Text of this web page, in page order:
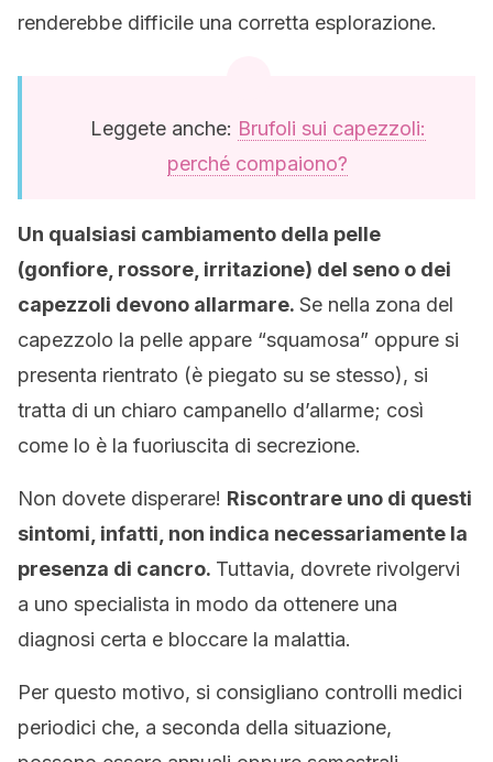
renderebbe difficile una corretta esplorazione.
Leggete anche: Brufoli sui capezzoli:
perché compaiono?
Un qualsiasi cambiamento della pelle
(gonfiore, rossore, irritazione) del seno o dei
capezzoli devono allarmare. Se nella zona del
capezzolo la pelle appare “squamosa” oppure si
presenta rientrato (è piegato su se stesso), si
tratta di un chiaro campanello d’allarme; così
come lo è la fuoriuscita di secrezione.
Non dovete disperare! Riscontrare uno di questi
sintomi, infatti, non indica necessariamente la
presenza di cancro. Tuttavia, dovrete rivolgervi
a uno specialista in modo da ottenere una
diagnosi certa e bloccare la malattia.
Per questo motivo, si consigliano controlli medici
periodici che, a seconda della situazione,